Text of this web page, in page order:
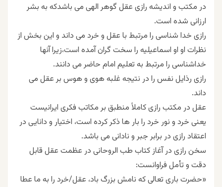
در مکتب و اندیشه رازی عقل گوهر الهی می باشدکه به بشر
ارزانی شده است.
رازی خدا شناسی را مرتبط با عقل و خرد می داند و این بخش از
نظرات او او اسماعیلیه را سخت گران آمده است،زیرا آنها
خداشناسی را مرتبط به تعلیم امام حاضر می دانند.
رازی رذایل نفس را در نتیجه غلبه هوی و هوس بر عقل می
داند.
عقل در مکتب رازی کاملاً منطبق بر مکاتب فکری ایرانیست
یعنی خرد و نور خرد را بار ها ذکر کرده است، اختیار و دانایی در
اعتقاد رازی در برابر جبر و نادانی می باشد.
سخن رازی در آغاز کتاب طب الروحانی در عظمت عقل قابل
دقت و تأمل فراوانست:
«حضرت باری تعالی که نامش بزرگ باد، عقل/خرد را به ما عطا